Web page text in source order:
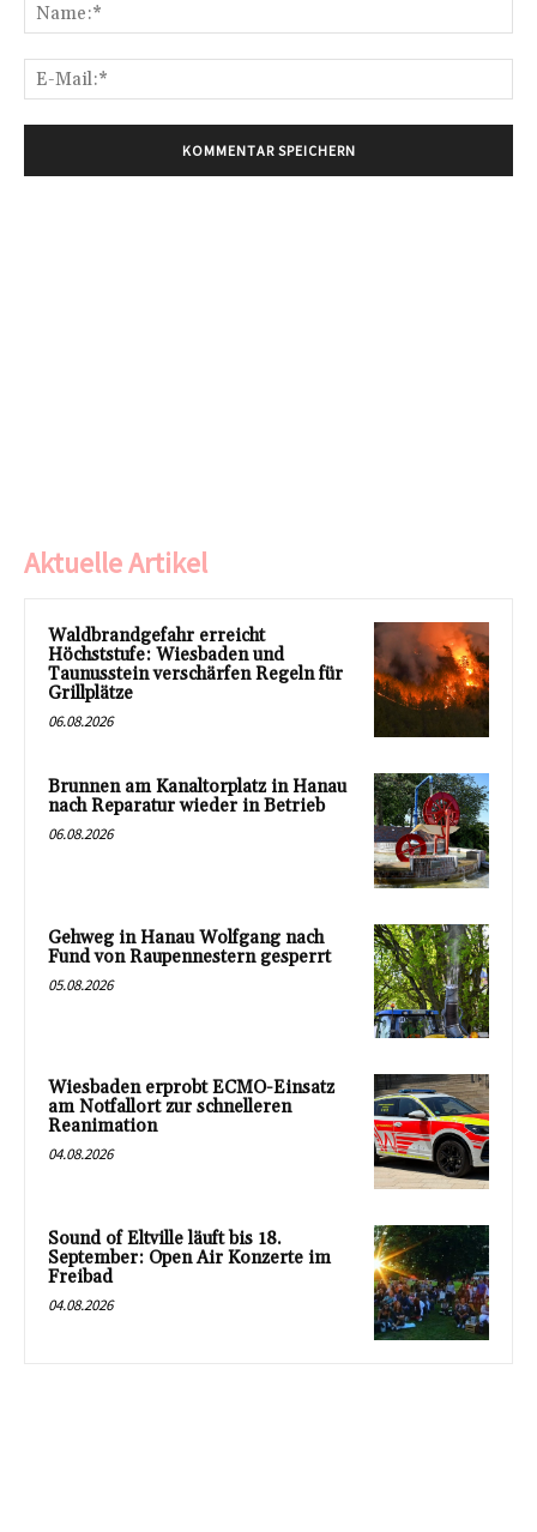
Aktuelle Artikel
Waldbrandgefahr erreicht
Höchststufe: Wiesbaden und
Taunusstein verschärfen Regeln für
Grillplätze
06.08.2026
Brunnen am Kanaltorplatz in Hanau
nach Reparatur wieder in Betrieb
06.08.2026
Gehweg in Hanau Wolfgang nach
Fund von Raupennestern gesperrt
05.08.2026
Wiesbaden erprobt ECMO-Einsatz
am Notfallort zur schnelleren
Reanimation
04.08.2026
Sound of Eltville läuft bis 18.
September: Open Air Konzerte im
Freibad
04.08.2026